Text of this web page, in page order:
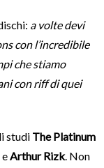
a volte devi
con l’incredibile
che stiamo
con riff di quei
studi The Platinum
eArthur Rizk. Non